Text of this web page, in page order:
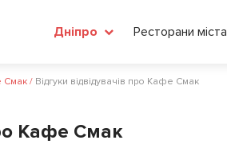
Дніпро Ресторани міста
Смак / Відгуки відвідувачів про Кафе Смак
Кафе Смак